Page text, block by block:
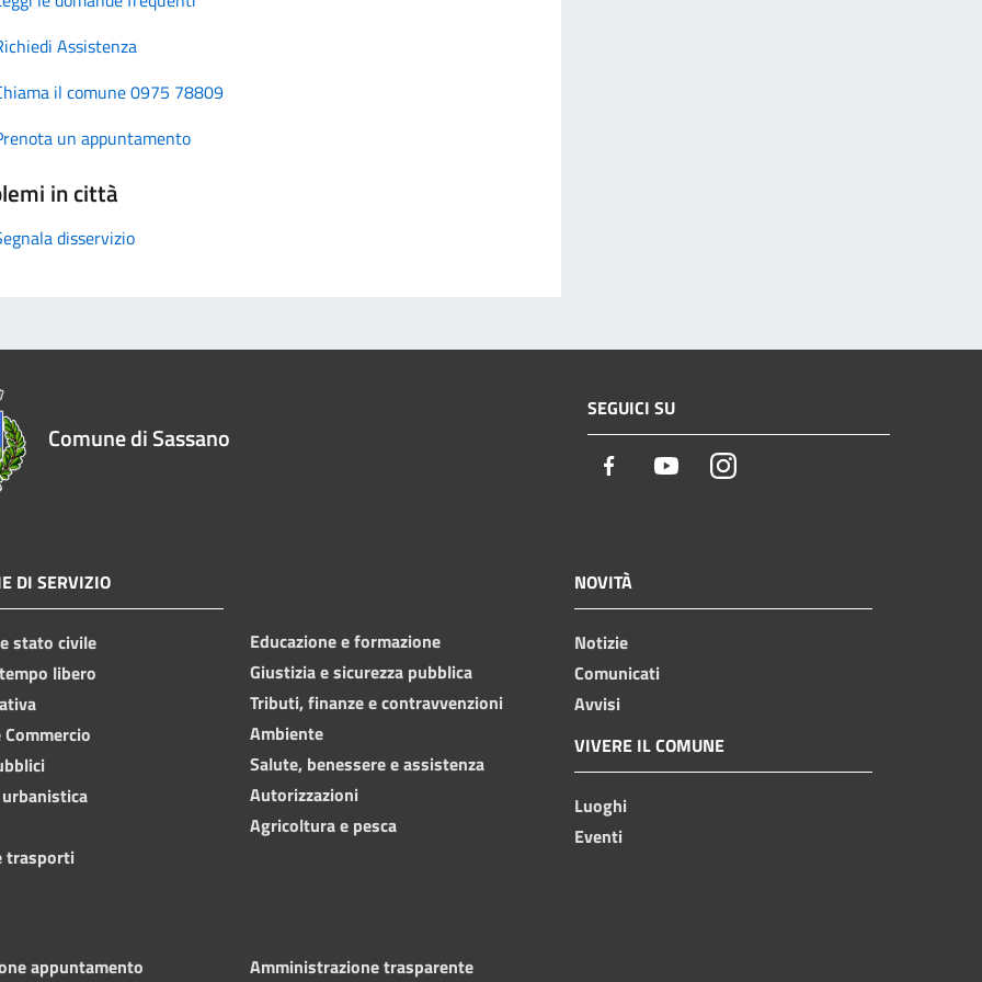
Assistenza
il comune 0975 78809
un appuntamento
in città
disservizio
Comune di Sassano
SEGUICI SU
Facebook YoutubeInstagram
DI SERVIZIO
stato civile
libero
trasporti
Educazione e formazione
Giustizia e sicurezza pubblica
Tributi, finanze e contravvenzioni
Ambiente
Salute, benessere e assistenza
Autorizzazioni
Agricoltura e pesca
NOVITÀ
Notizie
Comunicati
Avvisi
VIVERE IL COMUNE
Luoghi
Eventi
appuntamento Amministrazione trasparente